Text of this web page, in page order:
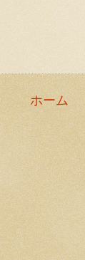
ホーム